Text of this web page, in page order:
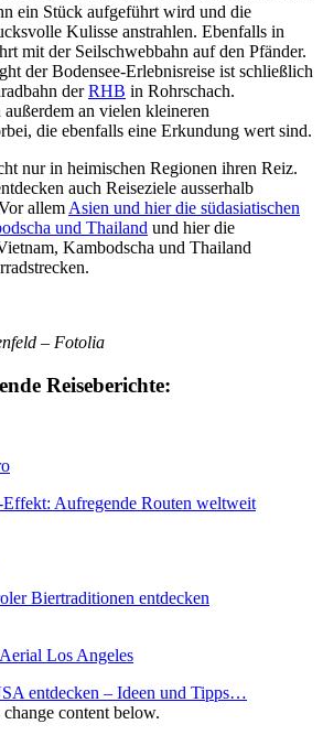
ein Stück aufgeführt wird und die
Kulisse anstrahlen. Ebenfalls in
mit der Seilschwebbahn auf den Pfänder.
der Bodensee-Erlebnisreise ist schließlich
derRHB in Rohrschach.
an vielen kleineren
die ebenfalls eine Erkundung wert sind.
nur in heimischen Regionen ihren Reiz.
auch Reiseziele ausserhalb
allem Asien und hier die südasiatischen
und Thailand und hier die
Kambodscha und Thailand
– Fotolia
Reiseberichte:
Aufregende Routen weltweit
Biertraditionen entdecken
entdecken – Ideen und Tipps…
content below.